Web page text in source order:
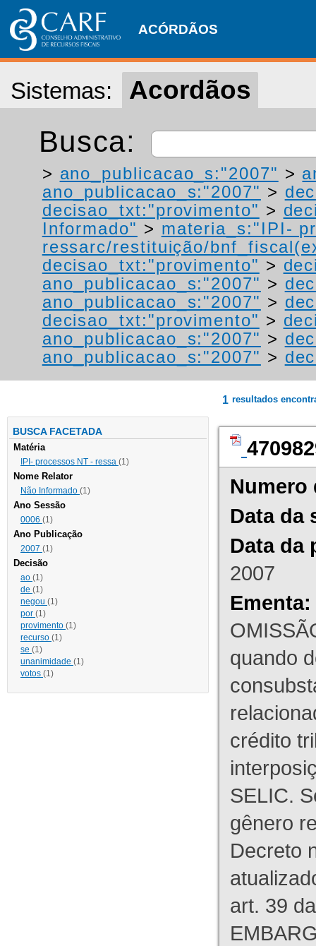
ACÓRDÃOS
Sistemas: Acordãos
Busca:
> ano_publicacao_s:"2007" >
ano_publicacao_s:"2007" >
decisao_txt:"provimento" >
Informado" > materia_s:"IPI-
ressarc/restituição/
decisao_txt:"provimento" >
ano_publicacao_s:"2007" >
ano_publicacao_s:"2007" >
decisao_txt:"provimento" >
ano_publicacao_s:"2007" >
ano_publicacao_s:"2007" >
BUSCA FACETADA
Matéria
IPI- processos NT - ressa (1)
Nome Relator
Não Informado (1)
Ano Sessão
0006 (1)
Ano Publicação
2007 (1)
Decisão
ao (1)
de (1)
negou (1)
por (1)
provimento (1)
recurso (1)
se (1)
unanimidade (1)
votos (1)
1 resultados
Numero
Data da
Data da
2007
Ementa:
quando
crédito
SELIC.
gênero
Decreto
art. 39